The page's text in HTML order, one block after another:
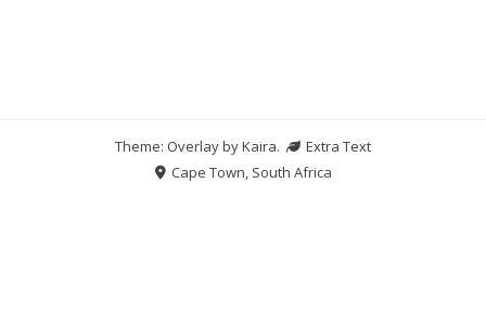
Theme: Overlay byKaira.
Extra Text
Cape Town, South Africa